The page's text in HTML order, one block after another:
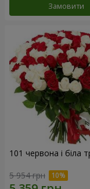
Замовити
101 червона і біла
5 954 грн